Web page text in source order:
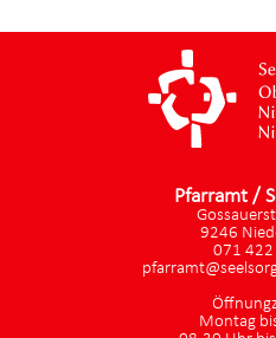
Pfarramt /
9246
071 422
Montag